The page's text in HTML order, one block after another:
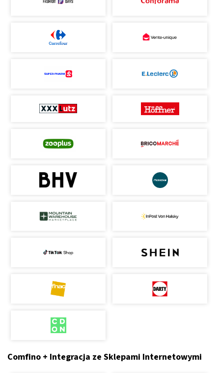
Comfino + Integracja ze Sklepami Internetowymi